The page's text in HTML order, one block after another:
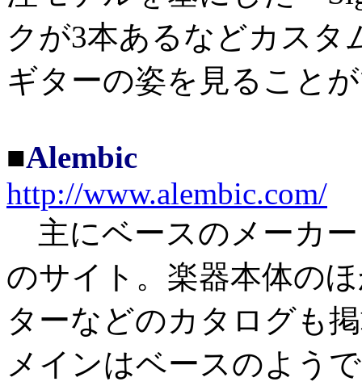
クが3本あるなどカス
ギターの姿を見ること
■Alembic
http://www.alembic.com/
主にベースのメーカ
のサイト。楽器本体の
ターなどのカタログも
メインはベースのよう